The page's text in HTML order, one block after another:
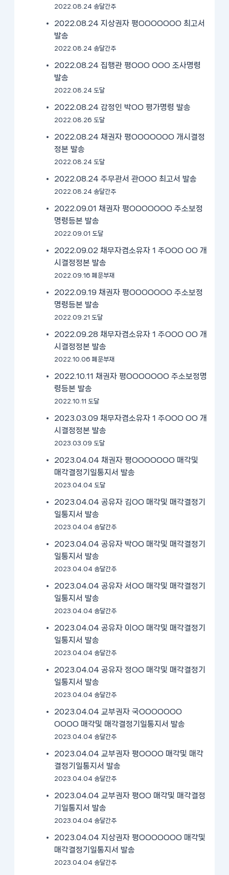
2022.08.24 송달간주
2022.08.24 지상권자 평OOOOOOO 최고서
발송
2022.08.24 송달간주
2022.08.24 집행관 평OOO OOO 조사명령
발송
2022.08.24 도달
2022.08.24 감정인 박OO 평가명령 발송
2022.08.26 도달
2022.08.24 채권자 평OOOOOOO 개시결정
정본 발송
2022.08.24 도달
2022.08.24 주무관서 관OOO 최고서 발송
2022.08.24 송달간주
2022.09.01 채권자 평OOOOOOO 주소보정
명령등본 발송
2022.09.01 도달
2022.09.02 채무자겸소유자 1 주OOO OO 개
시결정정본 발송
2022.09.16 폐문부재
2022.09.19 채권자 평OOOOOOO 주소보정
명령등본 발송
2022.09.21 도달
2022.09.28 채무자겸소유자 1 주OOO OO 개
시결정정본 발송
2022.10.06 폐문부재
2022.10.11 채권자 평OOOOOOO 주소보정명
령등본 발송
2022.10.11 도달
2023.03.09 채무자겸소유자 1 주OOO OO 개
시결정정본 발송
2023.03.09 도달
2023.04.04 채권자 평OOOOOOO 매각및
매각결정기일통지서 발송
2023.04.04 도달
2023.04.04 공유자 김OO 매각및 매각결정기
일통지서 발송
2023.04.04 송달간주
2023.04.04 공유자 박OO 매각및 매각결정기
일통지서 발송
2023.04.04 송달간주
2023.04.04 공유자 서OO 매각및 매각결정기
일통지서 발송
2023.04.04 송달간주
2023.04.04 공유자 이OO 매각및 매각결정기
일통지서 발송
2023.04.04 송달간주
2023.04.04 공유자 정OO 매각및 매각결정기
일통지서 발송
2023.04.04 송달간주
2023.04.04 교부권자 국OOOOOOO
OOOO 매각및 매각결정기일통지서 발송
2023.04.04 송달간주
2023.04.04 교부권자 평OOOO 매각및 매각
결정기일통지서 발송
2023.04.04 송달간주
2023.04.04 교부권자 평OO 매각및 매각결정
기일통지서 발송
2023.04.04 송달간주
2023.04.04 지상권자 평OOOOOOO 매각및
매각결정기일통지서 발송
2023.04.04 송달간주